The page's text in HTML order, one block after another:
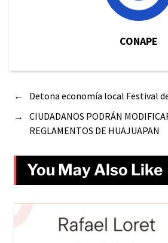
CONAPE
←
Detona economía local Festival
→
CIUDADANOS PODRÁN
REGLAMENTOS DE HUAJUAPAN
You May Also Like